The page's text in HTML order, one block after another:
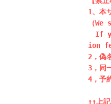
1、本
（
If
ion
2，偽
3，同
4，予
↑↑上